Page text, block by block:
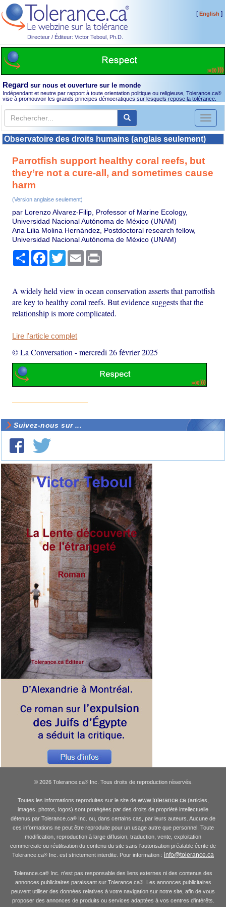
Directeur / Éditeur: Victor Teboul, Ph.D.
[English ]
Regard sur nous et ouverture sur le monde
Indépendant et neutre par rapport à toute orientation politique ou religieuse, Tolerance.ca®
vise à promouvoir les grands principes démocratiques sur lesquels repose la tolérance.
Toggle
Observatoire des droits humains (anglais seulement)
Parrotfish support healthy coral reefs, but
they’re not a cure-all, and sometimes cause
harm
(Version anglaise seulement)
par Lorenzo Alvarez-Filip, Professor of Marine Ecology,
Universidad Nacional Autónoma de México (UNAM)
Ana Lilia Molina Hernández, Postdoctoral research fellow,
Universidad Nacional Autónoma de México (UNAM)
PartagerFacebook
TwitterEmail
A widely held view in ocean conservation asserts that parrotfish
are key to healthy coral reefs. But evidence suggests that the
relationship is more complicated.
Lire l'article complet
© La Conversation -mercredi 26 février 2025
Suivez-nous sur ...
© 2026 Tolerance.ca®Inc. Tous droits de reproduction réservés.
Toutes les informations reproduites sur le site de www.tolerance.ca(articles,
images, photos, logos) sont protégées par des droits de propriété intellectuelle
détenus par Tolerance.ca® Inc. ou, dans certains cas, par leurs auteurs. Aucune de
ces informations ne peut être reproduite pour un usage autre que personnel. Toute
modification, reproduction à large diffusion, traduction, vente, exploitation
commerciale ou réutilisation du contenu du site sans l'autorisation préalable écrite de
Tolerance.ca® Inc. est strictement interdite. Pour information : info@tolerance.ca
Tolerance.ca® Inc. n'est pas responsable des liens externes ni des contenus des
annonces publicitaires paraissant sur Tolerance.ca®. Les annonces publicitaires
peuvent utiliser des données relatives à votre navigation sur notre site, afin de vous
proposer des annonces de produits ou services adaptées à vos centres d'intérêts.